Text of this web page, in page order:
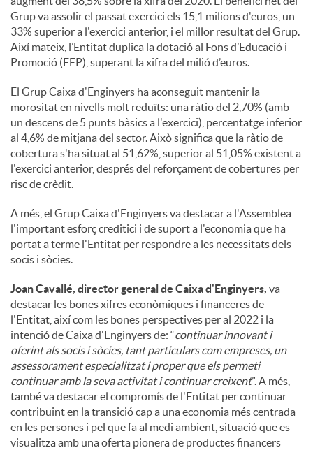
Grup va assolir el passat exercici els 15,1 milions d'euros, un
33% superior a l'exercici anterior, i el millor resultat del Grup.
Així mateix, l’Entitat duplica la dotació al Fons d’Educació i
Promoció (FEP), superant la xifra del milió d’euros.
El Grup Caixa d'Enginyers ha aconseguit mantenir la
morositat en nivells molt reduïts: una ràtio del 2,70% (amb
un descens de 5 punts bàsics a l'exercici), percentatge inferior
al 4,6% de mitjana del sector. Això significa que la ràtio de
cobertura s'ha situat al 51,62%, superior al 51,05% existent a
l'exercici anterior, després del reforçament de cobertures per
risc de crèdit.
A més, el Grup Caixa d'Enginyers va destacar a l'Assemblea
l'important esforç creditici i de suport a l'economia que ha
portat a terme l'Entitat per respondre a les necessitats dels
socis i sòcies.
Joan Cavallé, director general de Caixa d'Enginyers, va
destacar les bones xifres econòmiques i financeres de
l'Entitat, així com les bones perspectives per al 2022 i la
intenció de Caixa d'Enginyers de: “continuar innovant i
oferint als socis i sòcies, tant particulars com empreses, un
assessorament especialitzat i proper que els permeti
continuar amb la seva activitat i continuar creixent”. A més,
també va destacar el compromís de l'Entitat per continuar
contribuint en la transició cap a una economia més centrada
en les persones i pel que fa al medi ambient, situació que es
visualitza amb una oferta pionera de productes financers